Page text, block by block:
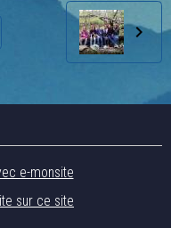
e-monsite
sur ce site